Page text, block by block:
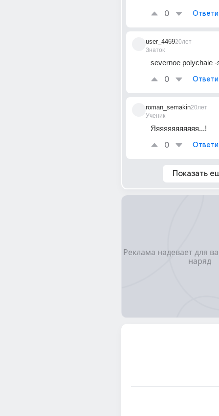
0
user_4469
Знаток
20лет
severnoe polychaie
0
roman_semakin
Ученик
20лет
Яяяяяяяяяяяя...!
0
Показать